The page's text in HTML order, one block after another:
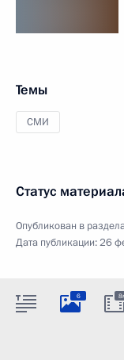
Темы
СМИ
Статус
Опубликован в
Дата публикации:26
6